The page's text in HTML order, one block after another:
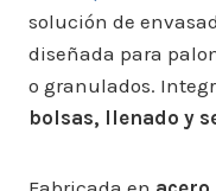
solución de
diseñada para
o granulados.
bolsas, llenado y